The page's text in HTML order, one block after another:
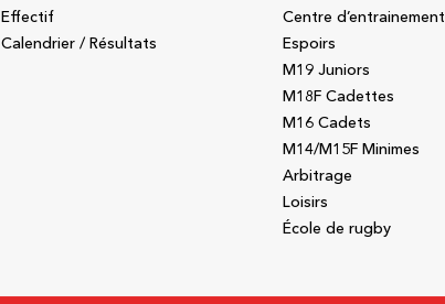
Effectif
Calendrier / Résultats
Centre d’entrainement
Espoirs
M19 Juniors
M18F Cadettes
M16 Cadets
M14/M15F Minimes
Arbitrage
Loisirs
École de rugby